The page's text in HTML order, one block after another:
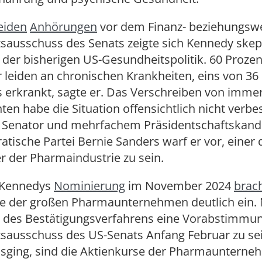
Anhörungen vor dem Finanz-
des Senats zeigte sich Kennedy
bisherigen US-Gesundheitspolitik. 60
an chronischen Krankheiten, eins von
erkrankt, sagte er. Das Verschreiben von
habe die Situation offensichtlich nicht
und mehrfachem
Partei Bernie Sanders warf er vor, einer
der Pharmaindustrie zu sein.
Nominierung im November 2024
der großen Pharmaunternehmen deutlich ein.
Bestätigungsverfahrens eine
des US-Senats Anfang Februar zu
sind die Aktienkurse der